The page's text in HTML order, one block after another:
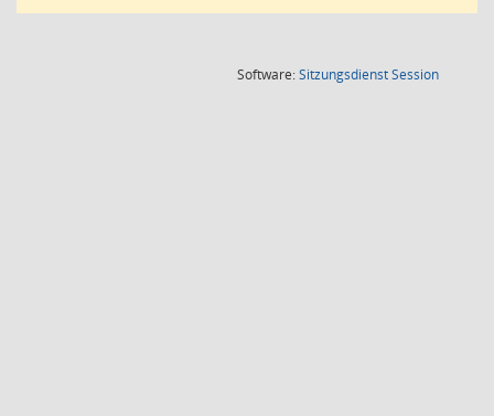
Software:SitzungsdienstSession(Wird in